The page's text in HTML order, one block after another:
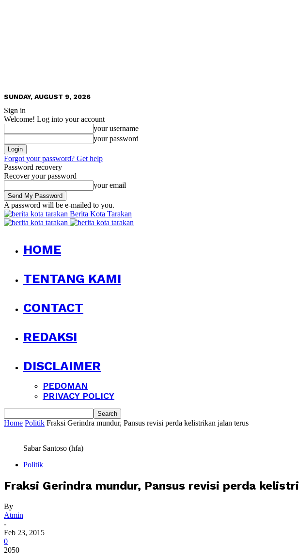
SUNDAY, AUGUST 9, 2026
Sign in
Welcome! Log into your account
your username
your password
Forgot your password? Get help
Password recovery
Recover your password
your email
A password will be e-mailed to you.
Berita Kota Tarakan
HOME
TENTANG KAMI
CONTACT
REDAKSI
DISCLAIMER
PEDOMAN
PRIVACY POLICY
Home Politik Fraksi Gerindra mundur, Pansus revisi perda kelistrikan jalan terus
Sabar Santoso (hfa)
Politik
Fraksi Gerindra mundur, Pansus revisi perda
By
Atmin
-
Feb 23, 2015
0
2050